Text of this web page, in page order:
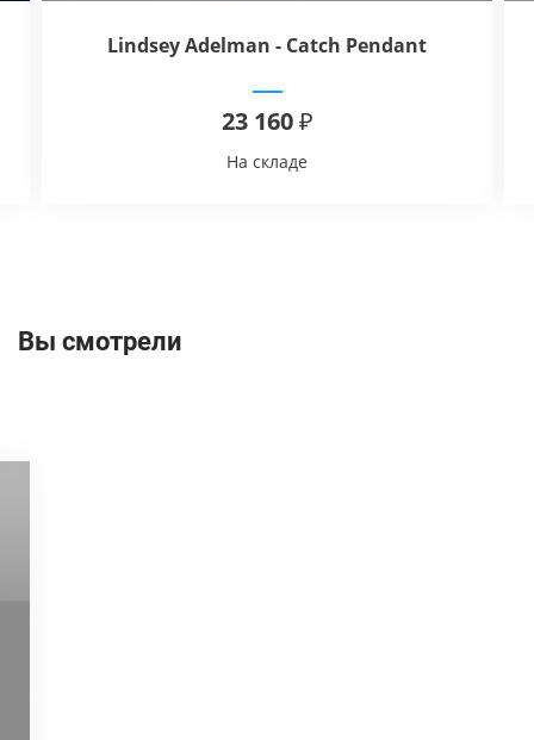
Lindsey Adelman - Catch Pendant
23 160 ₽
На складе
Вы смотрели